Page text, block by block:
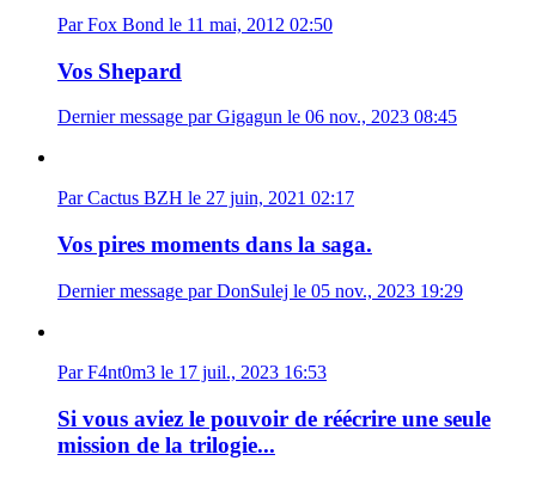
Par Fox Bond le 11 mai, 2012 02:50
Vos Shepard
Dernier message par Gigagun le 06 nov., 2023 08:45
Par Cactus BZH le 27 juin, 2021 02:17
Vos pires moments dans la saga.
Dernier message par DonSulej le 05 nov., 2023 19:29
Par F4nt0m3 le 17 juil., 2023 16:53
Si vous aviez le pouvoir de réécrire une seule
mission de la trilogie...